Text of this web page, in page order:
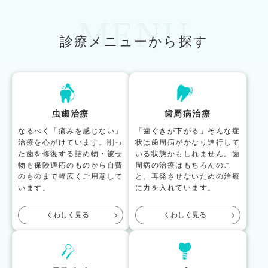
MENU
診療メニューから探す
虫歯治療
なるべく「痛みを感じない」
治療を心がけています。削っ
た歯を修復する詰め物・被せ
物も保険適応のものから自費
のものまで幅広くご用意して
います。
くわしく見る
歯周病治療
「歯ぐきが下がる」そんな症
状は歯周病がかなり進行して
いる状態かもしれません。歯
周病の治療はもちろんのこ
と、再発させないための治療
に力を入れています。
くわしく見る